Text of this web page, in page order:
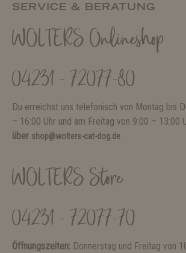
SERVICE & BERATUNG
WOLTERS Onlineshop
04231 - 72077-80
Du erreichst uns telefonisch von Montag bis
– 16:00 Uhr und am Freitag von 9:00 – 13:00
über shop@wolters-cat-dog.de
WOLTERS Store
04231 - 72077-70
Öffnungszeiten: Donnerstag und Freitag von